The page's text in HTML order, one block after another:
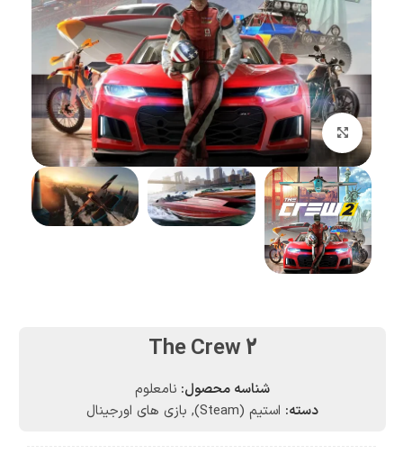
بزرگنمایی تصویر
The Crew 2
شناسه محصول: نامعلوم
دسته: استیم (Steam) , بازی های اورجینال